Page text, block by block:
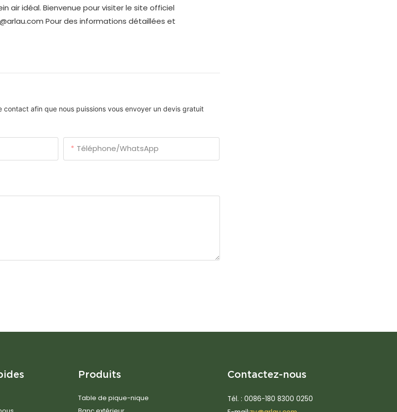
air idéal. Bienvenue pour visiter le site officiel
Pour des informations détaillées et
afin que nous puissions vous envoyer un devis gratuit
Téléphone/WhatsApp
Produits
Table de pique-nique
Contactez-nous
Tél. : 0086-180 8300 0250